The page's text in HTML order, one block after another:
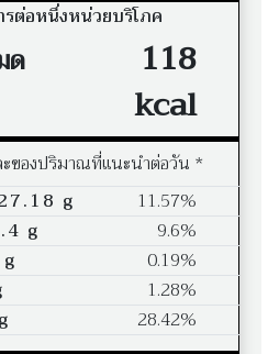
ต่อหนึ่งหน่วยบริโภค
ด
118
kcal
ของปริมาณที่แนะนำต่อวัน *
g
11.57%
g
9.6%
0.19%
1.28%
28.42%